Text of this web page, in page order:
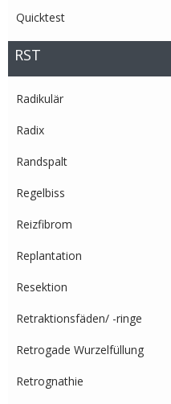
Quicktest
RST
Radikulär
Radix
Randspalt
Regelbiss
Reizfibrom
Replantation
Resektion
Retraktionsfäden/ -ringe
Retrogade Wurzelfüllung
Retrognathie